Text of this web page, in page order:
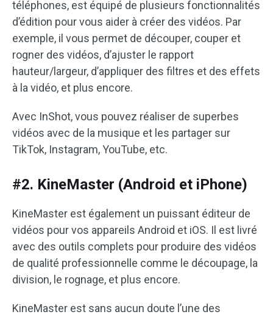
téléphones, est équipé de plusieurs fonctionnalités
d’édition pour vous aider à créer des vidéos. Par
exemple, il vous permet de découper, couper et
rogner des vidéos, d’ajuster le rapport
hauteur/largeur, d’appliquer des filtres et des effets
à la vidéo, et plus encore.
Avec InShot, vous pouvez réaliser de superbes
vidéos avec de la musique et les partager sur
TikTok, Instagram, YouTube, etc.
#2. KineMaster (Android et iPhone)
KineMaster est également un puissant éditeur de
vidéos pour vos appareils Android et iOS. Il est livré
avec des outils complets pour produire des vidéos
de qualité professionnelle comme le découpage, la
division, le rognage, et plus encore.
KineMaster est sans aucun doute l’une des